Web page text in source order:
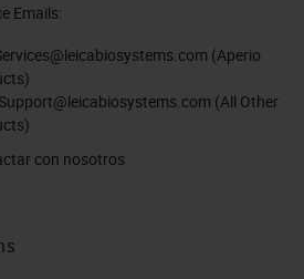
Emails:
(Aperio
(All Other
con nosotros